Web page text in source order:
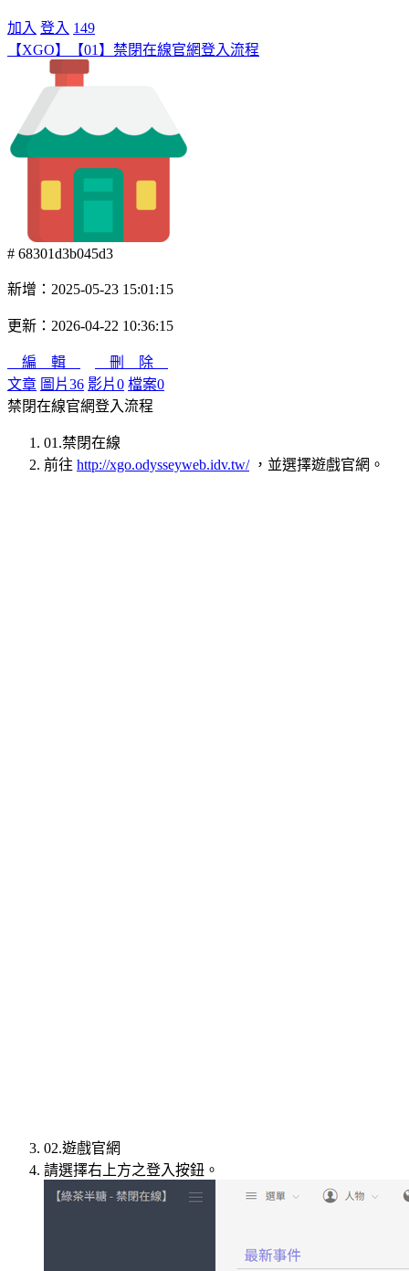
加入 登入 149
【XGO】【01】禁閉在線官網登入流程
# 68301d3b045d3
新增：2025-05-23 15:01:15
更新：2026-04-22 10:36:15
編 輯
刪 除
文章 圖片36 影片0 檔案0
禁閉在線官網登入流程
01.禁閉在線
前往 http://xgo.odysseyweb.idv.tw/，並選擇遊戲官網。
02.遊戲官網
請選擇右上方之登入按鈕。